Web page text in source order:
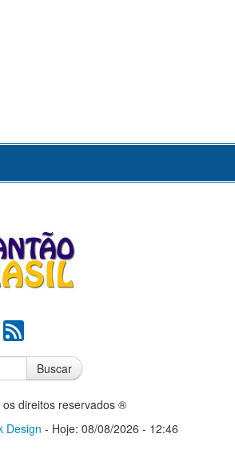
Buscar
direitos reservados ®
Design - Hoje: 08/08/2026 - 12:46